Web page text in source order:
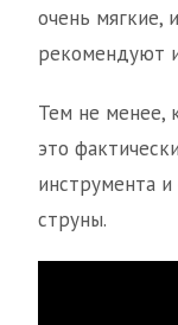
очень мягкие,
рекомендуют
Тем не менее,
это
инструмента
струны.